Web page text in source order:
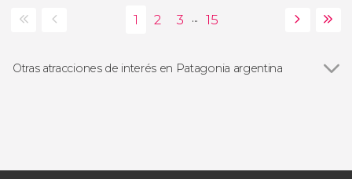
...
Otras atracciones de interés en Patagonia argentina